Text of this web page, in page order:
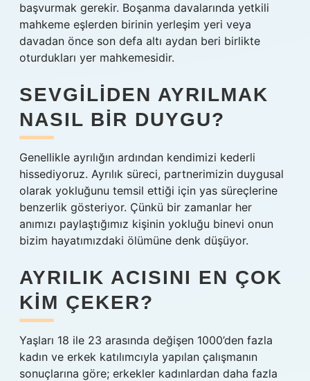
başvurmak gerekir. Boşanma davalarında yetkili
mahkeme eşlerden birinin yerleşim yeri veya
davadan önce son defa altı aydan beri birlikte
oturdukları yer mahkemesidir.
SEVGILIDEN AYRILMAK
NASIL BIR DUYGU?
Genellikle ayrılığın ardından kendimizi kederli
hissediyoruz. Ayrılık süreci, partnerimizin duygusal
olarak yokluğunu temsil ettiği için yas süreçlerine
benzerlik gösteriyor. Çünkü bir zamanlar her
anımızı paylaştığımız kişinin yokluğu binevi onun
bizim hayatımızdaki ölümüne denk düşüyor.
AYRILIK ACISINI EN ÇOK
KIM ÇEKER?
Yaşları 18 ile 23 arasında değişen 1000’den fazla
kadın ve erkek katılımcıyla yapılan çalışmanın
sonuçlarına göre; erkekler kadınlardan daha fazla